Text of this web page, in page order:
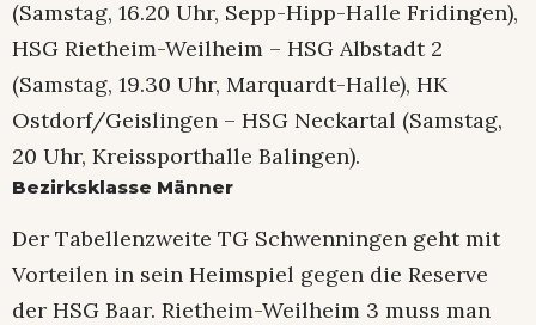
(Samstag, 16.20 Uhr, Sepp-Hipp-Halle Fridingen),
HSG Rietheim-Weilheim – HSG Albstadt 2
(Samstag, 19.30 Uhr, Marquardt-Halle), HK
Ostdorf/Geislingen – HSG Neckartal (Samstag,
20 Uhr, Kreissporthalle Balingen).
Bezirksklasse Männer
Der Tabellenzweite TG Schwenningen geht mit
Vorteilen in sein Heimspiel gegen die Reserve
der HSG Baar. Rietheim-Weilheim 3 muss man